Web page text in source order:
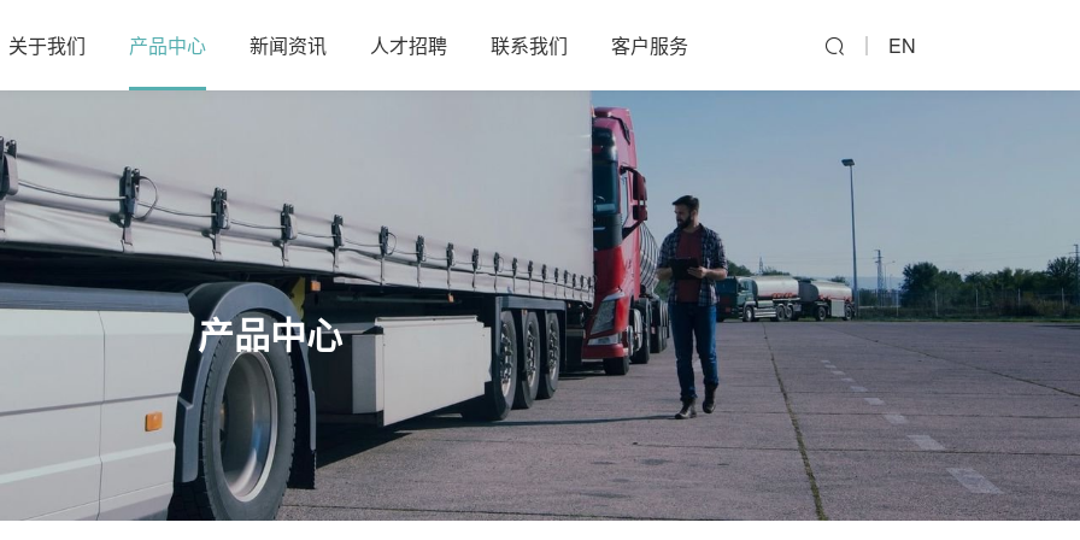
关于我们 产品中心
热销产品
粉罐车系列
液罐车系列
特种车系列
环卫车系列
新闻资讯 人才招聘 联系我们 客户服务 EN
产品中心